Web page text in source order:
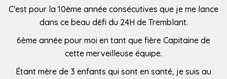
C'est pour la 10ème année consécutives que je me lance
dans ce beau défi du 24H de Tremblant.
6ème année pour moi en tant que fière Capitaine de
cette merveilleuse équipe.
Étant mère de 3 enfants qui sont en santé, je suis au